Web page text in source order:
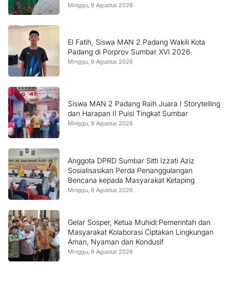
Minggu, 9 Agustus 2026
El Fatih, Siswa MAN 2 Padang Wakili Kota
Padang di Porprov Sumbar XVI 2026
Minggu, 9 Agustus 2026
Siswa MAN 2 Padang Raih Juara I Storytelling
dan Harapan II Puisi Tingkat Sumbar
Minggu, 9 Agustus 2026
Anggota DPRD Sumbar Sitti Izzati Aziz
Sosialisasikan Perda Penanggulangan
Bencana kepada Masyarakat Ketaping
Minggu, 9 Agustus 2026
Gelar Sosper, Ketua Muhidi:Pemerintah dan
Masyarakat Kolaborasi Ciptakan Lingkungan
Aman, Nyaman dan Kondusif
Minggu, 9 Agustus 2026